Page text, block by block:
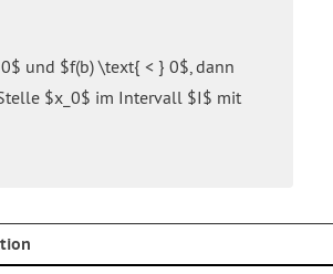
0$ und $f(b) \text{ < } 0$, dann
$x_0$ im Intervall $I$ mit